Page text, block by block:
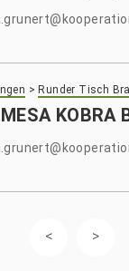
> Runder Tisch
KOBRA